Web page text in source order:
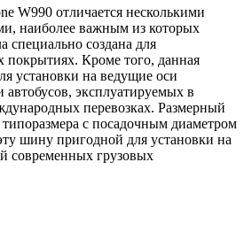
W990 отличается несколькими
наиболее важным из которых
специально создана для
покрытиях. Кроме того, данная
установки на ведущие оси
эксплуатируемых в
перевозках. Размерный
типоразмера с посадочным диаметром
шину пригодной для установки на
современных грузовых